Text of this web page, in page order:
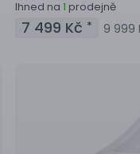
Ihned na 1 prodejně
7 499 Kč * 9 999